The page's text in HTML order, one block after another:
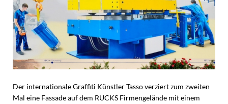
Der internationale Graffiti Künstler Tasso verziert zum zweiten
Mal eine Fassade auf dem RUCKS Firmengelände mit einem